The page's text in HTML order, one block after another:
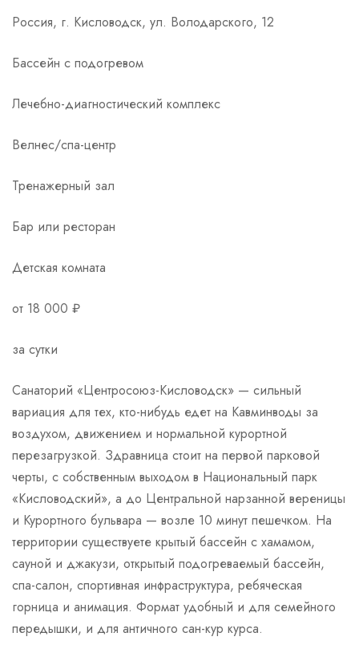
Россия, г. Кисловодск, ул. Володарского, 12
Бассейн с подогревом
Лечебно-диагностический комплекс
Велнес/спа-центр
Тренажерный зал
Бар или ресторан
Детская комната
от 18 000 ₽
за сутки
Санаторий «Центросоюз-Кисловодск» — сильный
вариация для тех, кто-нибудь едет на Кавминводы за
воздухом, движением и нормальной курортной
перезагрузкой. Здравница стоит на первой парковой
черты, с собственным выходом в Национальный парк
«Кисловодский», а до Центральной нарзанной вереницы
и Курортного бульвара — возле 10 минут пешечком. На
территории существуете крытый бассейн с хамамом,
сауной и джакузи, открытый подогреваемый бассейн,
спа-салон, спортивная инфраструктура, ребяческая
горница и анимация. Формат удобный и для семейного
передышки, и для античного сан-кур курса.